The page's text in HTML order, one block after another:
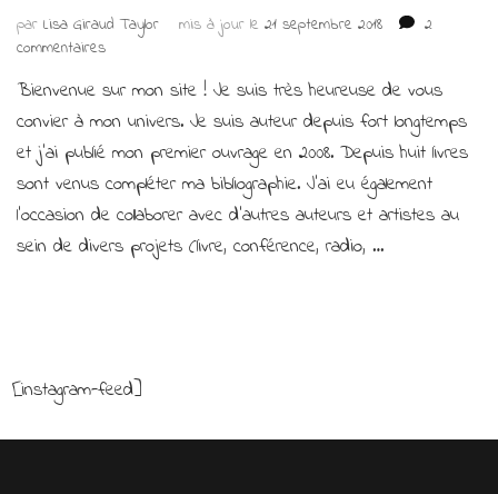
par Lisa Giraud Taylor mis à jour le 21 septembre 2018
2
commentairessur
!
Bienvenue sur mon site ! Je suis très heureuse de vous
convier à mon univers. Je suis auteur depuis fort longtemps
et j’ai publié mon premier ouvrage en 2008. Depuis huit livres
sont venus compléter ma bibliographie. J’ai eu également
l’occasion de collaborer avec d’autres auteurs et artistes au
sein de divers projets (livre, conférence, radio, …
[instagram-feed]